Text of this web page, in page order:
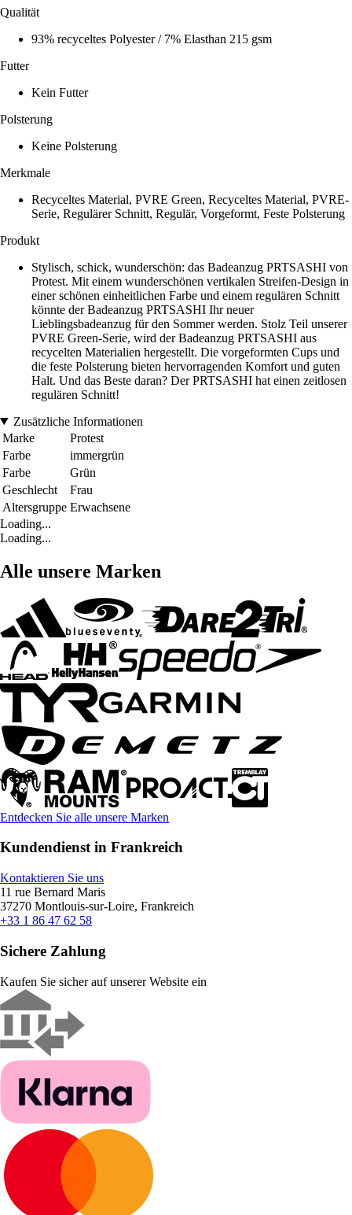
Qualität
93% recyceltes Polyester / 7% Elasthan 215 gsm
Futter
Kein Futter
Polsterung
Keine Polsterung
Merkmale
Recyceltes Material, PVRE Green, Recyceltes Material, PVRE-
Serie, Regulärer Schnitt, Regulär, Vorgeformt, Feste Polsterung
Produkt
Stylisch, schick, wunderschön: das Badeanzug PRTSASHI von
Protest. Mit einem wunderschönen vertikalen Streifen-Design in
einer schönen einheitlichen Farbe und einem regulären Schnitt
könnte der Badeanzug PRTSASHI Ihr neuer
Lieblingsbadeanzug für den Sommer werden. Stolz Teil unserer
PVRE Green-Serie, wird der Badeanzug PRTSASHI aus
recycelten Materialien hergestellt. Die vorgeformten Cups und
die feste Polsterung bieten hervorragenden Komfort und guten
Halt. Und das Beste daran? Der PRTSASHI hat einen zeitlosen
regulären Schnitt!
Zusätzliche Informationen
Marke
Protest
Farbe
immergrün
Farbe
Grün
Geschlecht
Frau
Altersgruppe Erwachsene
Loading...
Loading...
Alle unsere Marken
Entdecken Sie alle unsere Marken
Kundendienst in Frankreich
Kontaktieren Sie uns
11 rue Bernard Maris
37270 Montlouis-sur-Loire, Frankreich
+33 1 86 47 62 58
Sichere Zahlung
Kaufen Sie sicher auf unserer Website ein